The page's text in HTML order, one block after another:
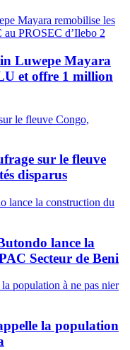
Luwepe Mayara
et offre 1 million
sur le fleuve
disparus
lance la
Secteur de Beni
la population